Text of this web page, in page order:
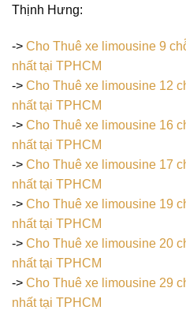
Thịnh Hưng:
-> Cho Thuê xe limousine 9
nhất tại TPHCM
-> Cho Thuê xe limousine 12
nhất tại TPHCM
-> Cho Thuê xe limousine 16
nhất tại TPHCM
-> Cho Thuê xe limousine 17
nhất tại TPHCM
-> Cho Thuê xe limousine 19
nhất tại TPHCM
-> Cho Thuê xe limousine 20
nhất tại TPHCM
-> Cho Thuê xe limousine 29
nhất tại TPHCM